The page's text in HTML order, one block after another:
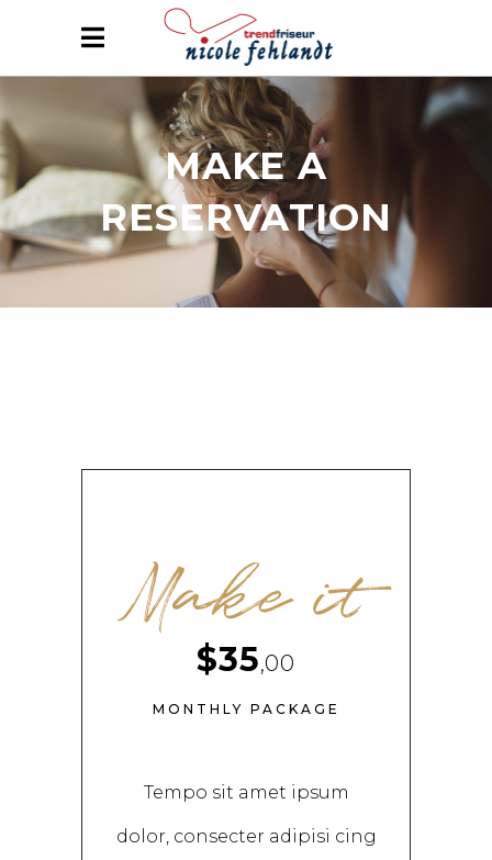
MAKE A
RESERVATION
Make it
$35,00
MONTHLY PACKAGE
Tempo sit amet ipsum
dolor, consecter adipisi cing